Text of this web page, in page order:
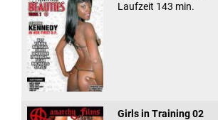
Laufzeit 143 min.
Girls in Training 02